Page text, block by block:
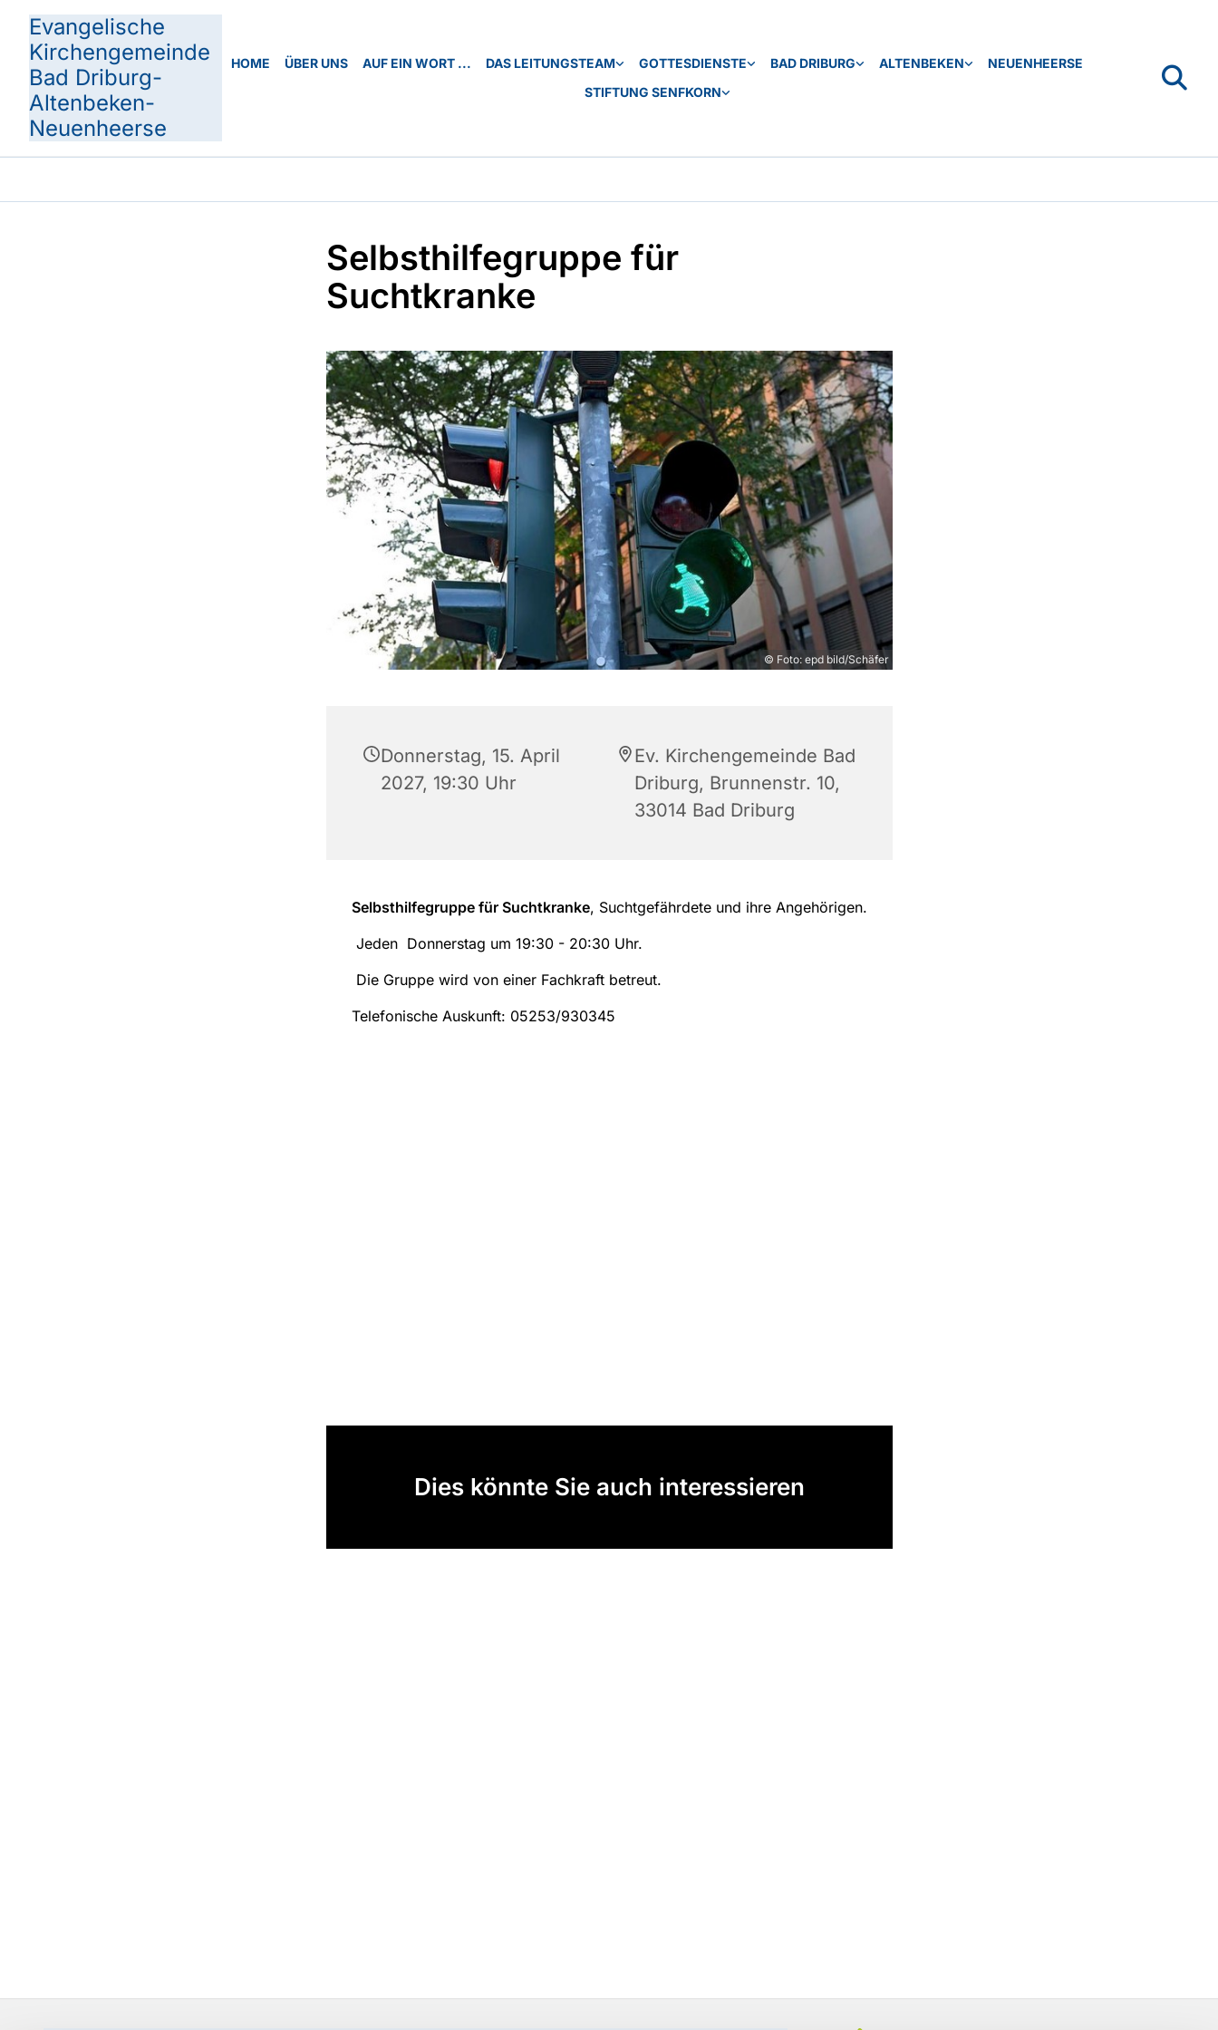
Evangelische
Kirchengemeinde
Bad Driburg-
Altenbeken-
Neuenheerse
HOME ÜBER UNS AUF EIN WORT ... DAS LEITUNGSTEAM GOTTESDIENSTE BAD DRIBURG ALTENBEKEN
NEUENHEERSE
STIFTUNG SENFKORN
Selbsthilfegruppe für
Suchtkranke
© Foto: epd bild/Schäfer
Donnerstag, 15. April
2027, 19:30 Uhr
Ev. Kirchengemeinde Bad
Driburg, Brunnenstr. 10,
33014 Bad Driburg
Selbsthilfegruppe für Suchtkranke, Suchtgefährdete und ihre Angehörigen.
Jeden Donnerstag um 19:30 - 20:30 Uhr.
Die Gruppe wird von einer Fachkraft betreut.
Telefonische Auskunft: 05253/930345
Dies könnte Sie auch interessieren